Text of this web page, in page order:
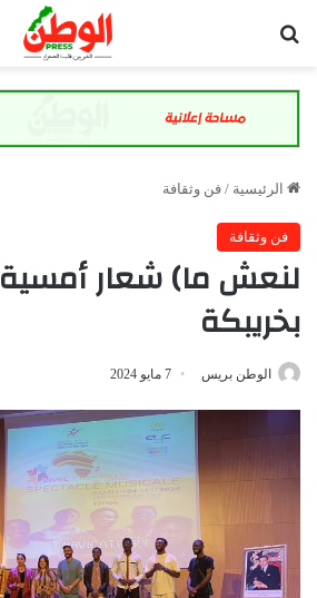
الرئيسية / فن وثقافة
فن وثقافة
لنعش ما) شعار
بخريبكة
الوطن بريس 7 مايو 2024